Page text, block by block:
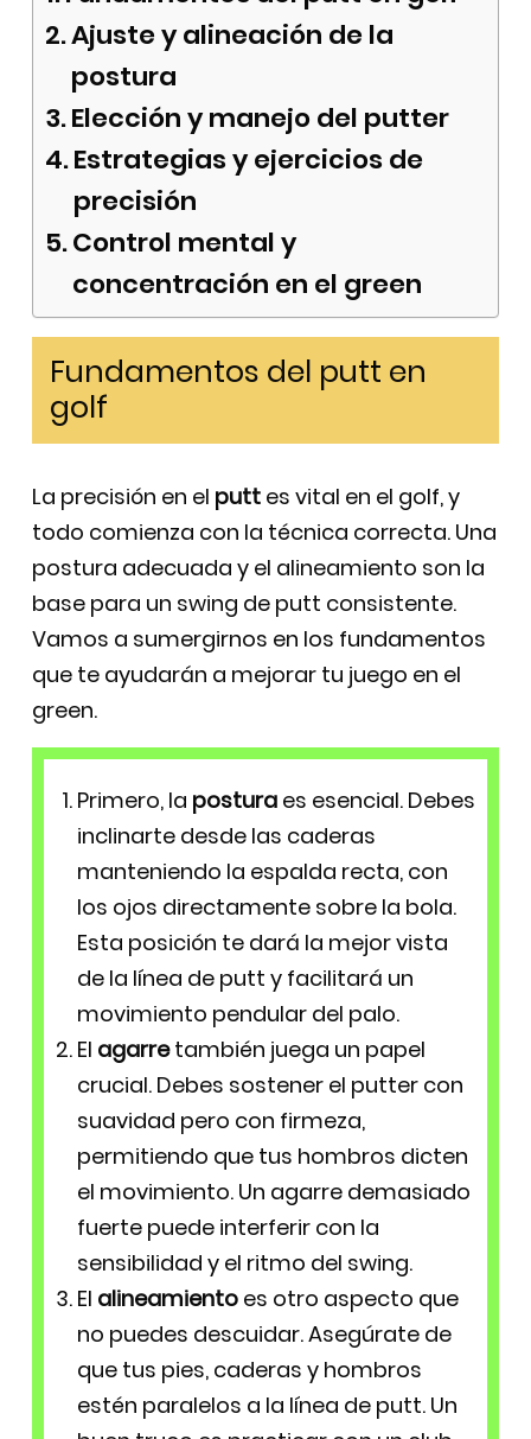
Ajuste y alineación de la
postura
Elección y manejo del putter
Estrategias y ejercicios de
precisión
Control mental y
concentración en el green
Fundamentos del putt en
golf
La precisión en el putt es vital en el golf, y
todo comienza con la técnica correcta. Una
postura adecuada y el alineamiento son la
base para un swing de putt consistente.
Vamos a sumergirnos en los fundamentos
que te ayudarán a mejorar tu juego en el
green.
Primero, la postura es esencial. Debes
inclinarte desde las caderas
manteniendo la espalda recta, con
los ojos directamente sobre la bola.
Esta posición te dará la mejor vista
de la línea de putt y facilitará un
movimiento pendular del palo.
El agarretambién juega un papel
crucial. Debes sostener el putter con
suavidad pero con firmeza,
permitiendo que tus hombros dicten
el movimiento. Un agarre demasiado
fuerte puede interferir con la
sensibilidad y el ritmo del swing.
El alineamiento es otro aspecto que
no puedes descuidar. Asegúrate de
que tus pies, caderas y hombros
estén paralelos a la línea de putt. Un